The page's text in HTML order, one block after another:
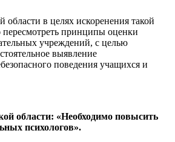
области в целях искоренения такой
принципы оценки
учреждений, с целью
выявление
поведения учащихся и
области: «Необходимо повысить
психологов».